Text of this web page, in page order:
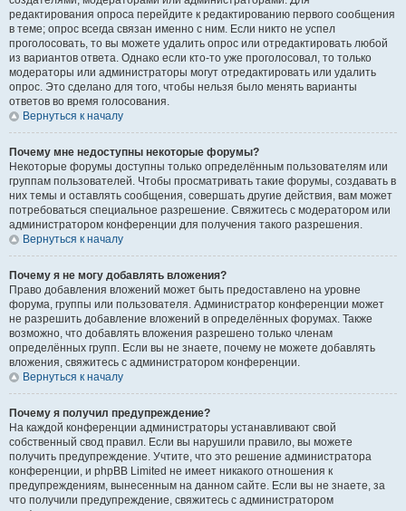
редактирования опроса перейдите к редактированию первого сообщения
в теме; опрос всегда связан именно с ним. Если никто не успел
проголосовать, то вы можете удалить опрос или отредактировать любой
из вариантов ответа. Однако если кто-то уже проголосовал, то только
модераторы или администраторы могут отредактировать или удалить
опрос. Это сделано для того, чтобы нельзя было менять варианты
ответов во время голосования.
Вернуться к началу
Почему мне недоступны некоторые форумы?
Некоторые форумы доступны только определённым пользователям или
группам пользователей. Чтобы просматривать такие форумы, создавать в
них темы и оставлять сообщения, совершать другие действия, вам может
потребоваться специальное разрешение. Свяжитесь с модератором или
администратором конференции для получения такого разрешения.
Вернуться к началу
Почему я не могу добавлять вложения?
Право добавления вложений может быть предоставлено на уровне
форума, группы или пользователя. Администратор конференции может
не разрешить добавление вложений в определённых форумах. Также
возможно, что добавлять вложения разрешено только членам
определённых групп. Если вы не знаете, почему не можете добавлять
вложения, свяжитесь с администратором конференции.
Вернуться к началу
Почему я получил предупреждение?
На каждой конференции администраторы устанавливают свой
собственный свод правил. Если вы нарушили правило, вы можете
получить предупреждение. Учтите, что это решение администратора
конференции, и phpBB Limited не имеет никакого отношения к
предупреждениям, вынесенным на данном сайте. Если вы не знаете, за
что получили предупреждение, свяжитесь с администратором